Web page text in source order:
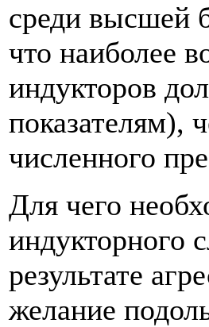
среди высшей
что наиболее
индукторов
показателям),
численного
Для чего
индукторного
результате
желание